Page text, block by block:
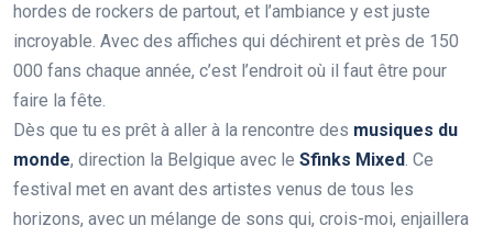
hordes de rockers de partout, et l’ambiance y est juste
incroyable. Avec des affiches qui déchirent et près de 150
000 fans chaque année, c’est l’endroit où il faut être pour
faire la fête.
Dès que tu es prêt à aller à la rencontre des musiques du
monde, direction la Belgique avec le Sfinks Mixed. Ce
festival met en avant des artistes venus de tous les
horizons, avec un mélange de sons qui, crois-moi, enjaillera